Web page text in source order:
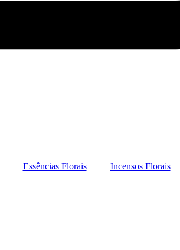
Essências Florais Incensos Florais